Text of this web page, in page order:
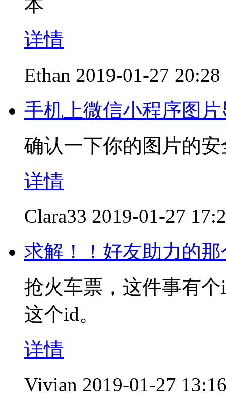
详情
Ethan 2019-01-27 20:28
手机上微信小程序图
确认一下你的图片的
详情
Clara33 2019-01-27
求解！！好友助力的
抢火车票，这件事有
这个id。
详情
Vivian 2019-01-27